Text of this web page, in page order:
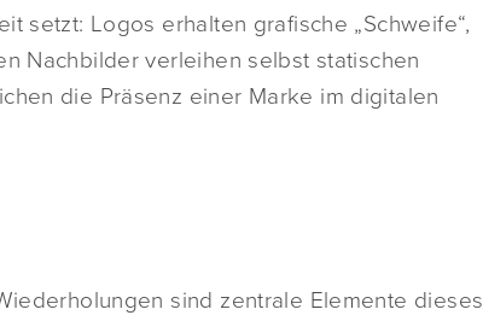
setzt: Logos erhalten grafische „Schweife“,
Nachbilder verleihen selbst statischen
die Präsenz einer Marke im digitalen
sind zentrale Elemente dieses